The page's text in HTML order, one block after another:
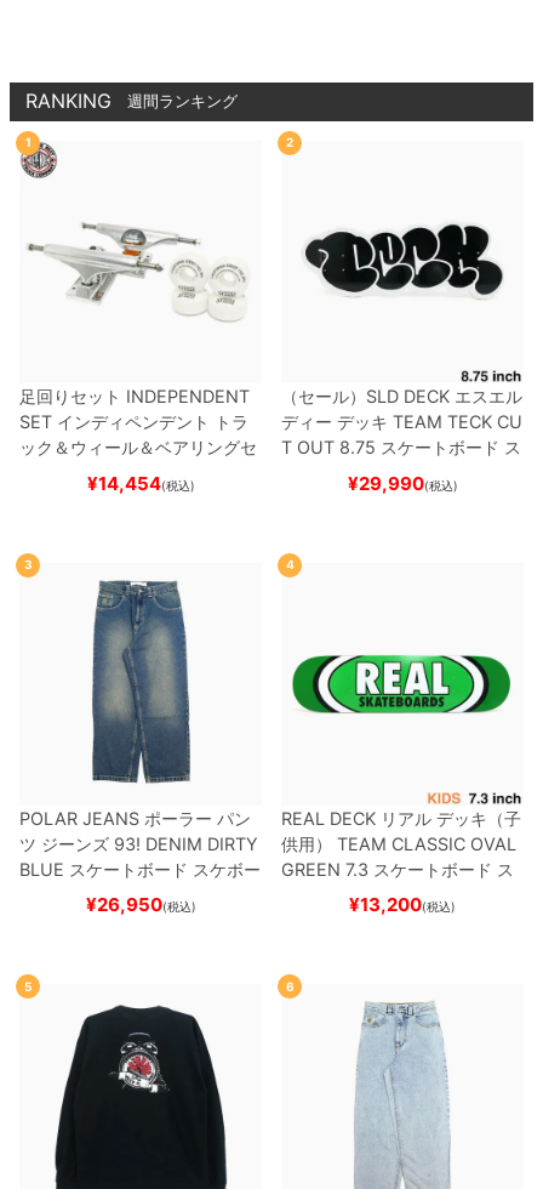
RANKING 週間ランキング
1
足回りセット INDEPENDENT
SET インディペンデント
トラ
ック＆ウィール＆ベアリングセ
（トリック用）
ード スケボー
¥14,454(税込)
2
（セール） SLD DECK エスエル
ディー デッキ TEAM TECK CU
T OUT 8.75 スケートボード ス
¥29,990(税込)
3
POLAR JEANS ポーラー パン
ツ ジーンズ 93! DENIM DIRTY
BLUE スケートボード スケボー
¥26,950(税込)
4
REAL DECK リアル デッキ（子
供用）
TEAM CLASSIC OVAL
GREEN 7.3 スケートボード ス
¥13,200(税込)
5 6